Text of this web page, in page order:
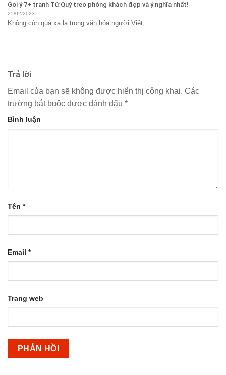
Gợi ý 7+ tranh Tứ Quý treo phòng khách đẹp và ý nghĩa nhất!
25/02/2023
Không còn quá xa lạ trong văn hóa người Việt,
Trả lời
Email của bạn sẽ không được hiển thị công khai. Các
trường bắt buộc được đánh dấu *
Bình luận
Tên *
Email *
Trang web